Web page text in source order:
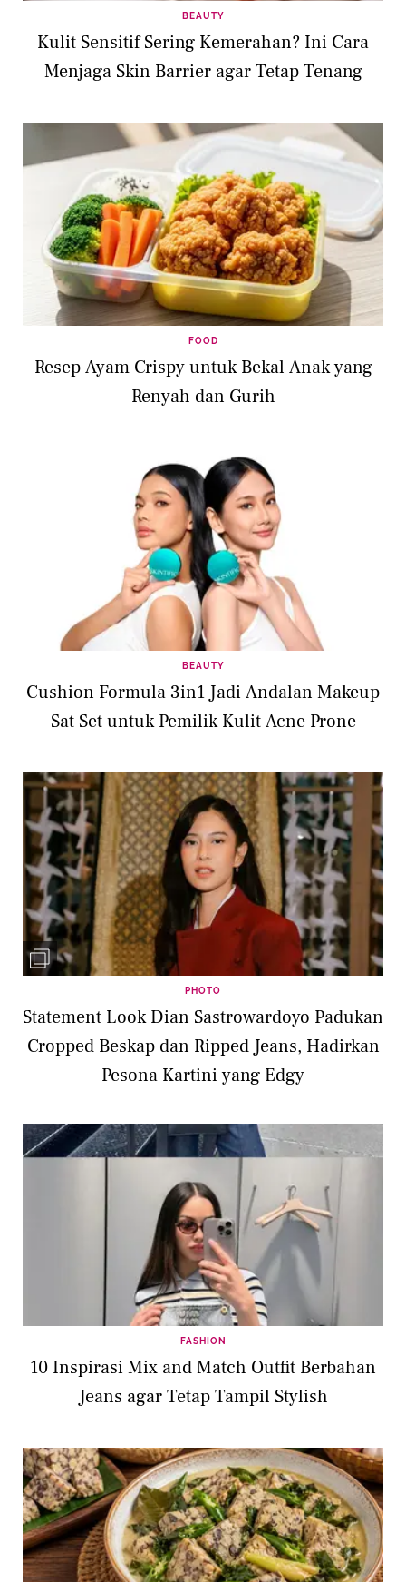
BEAUTY
Kulit Sensitif Sering Kemerahan? Ini Cara
Menjaga Skin Barrier agar Tetap Tenang
FOOD
Resep Ayam Crispy untuk Bekal Anak yang
Renyah dan Gurih
BEAUTY
Cushion Formula 3in1 Jadi Andalan Makeup
Sat Set untuk Pemilik Kulit Acne Prone
PHOTO
Statement Look Dian Sastrowardoyo Padukan
Cropped Beskap dan Ripped Jeans, Hadirkan
Pesona Kartini yang Edgy
FASHION
10 Inspirasi Mix and Match Outfit Berbahan
Jeans agar Tetap Tampil Stylish